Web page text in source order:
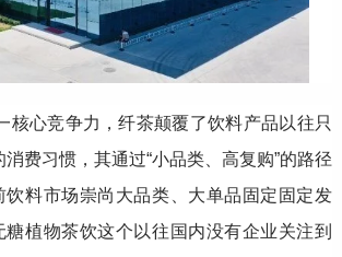
核心竞争力，纤茶颠覆了饮料产品以往只
消费习惯，其通过“小品类、高复购”的路径
饮料市场崇尚大品类、大单品固定固定发
糖植物茶饮这个以往国内没有企业关注到